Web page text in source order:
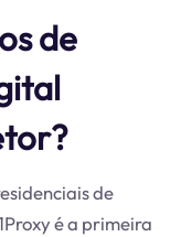
de
de
é a primeira